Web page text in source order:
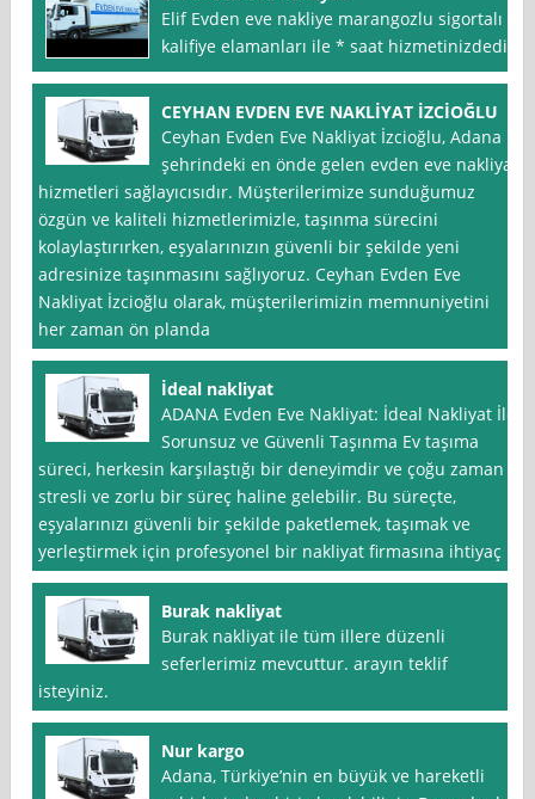
Elif Evden eve nakliye marangozlu sigortalı
kalifiye elamanları ile * saat hizmetinizdedir
CEYHAN EVDEN EVE NAKLİYAT İZCİOĞLU
Ceyhan Evden Eve Nakliyat İzcioğlu, Adana
şehrindeki en önde gelen evden eve nakliyat
hizmetleri sağlayıcısıdır. Müşterilerimize sunduğumuz
özgün ve kaliteli hizmetlerimizle, taşınma sürecini
kolaylaştırırken, eşyalarınızın güvenli bir şekilde yeni
adresinize taşınmasını sağlıyoruz. Ceyhan Evden Eve
Nakliyat İzcioğlu olarak, müşterilerimizin memnuniyetini
her zaman ön planda
İdeal nakliyat
ADANA Evden Eve Nakliyat: İdeal Nakliyat İle
Sorunsuz ve Güvenli Taşınma Ev taşıma
süreci, herkesin karşılaştığı bir deneyimdir ve çoğu zaman
stresli ve zorlu bir süreç haline gelebilir. Bu süreçte,
eşyalarınızı güvenli bir şekilde paketlemek, taşımak ve
yerleştirmek için profesyonel bir nakliyat firmasına ihtiyaç
Burak nakliyat
Burak nakliyat ile tüm illere düzenli
seferlerimiz mevcuttur. arayın teklif
isteyiniz.
Nur kargo
Adana, Türkiye’nin en büyük ve hareketli